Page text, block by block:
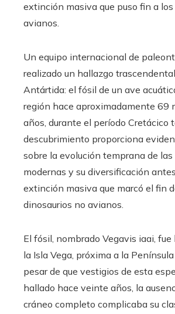
extinción masiva que puso fin a
avianos.
Un equipo internacional de
realizado un hallazgo
Antártida: el fósil de un ave
región hace aproximadamente 69
años, durante el período Cretácico
descubrimiento proporciona
sobre la evolución temprana de las
modernas y su diversificación
extinción masiva que marcó el fin
dinosaurios no avianos.
El fósil, nombrado Vegavis iaai, fue
la Isla Vega, próxima a la
pesar de que vestigios de esta
hallado hace veinte años, la
cráneo completo complicaba su